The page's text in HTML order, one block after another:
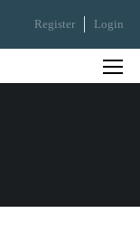
Register Login